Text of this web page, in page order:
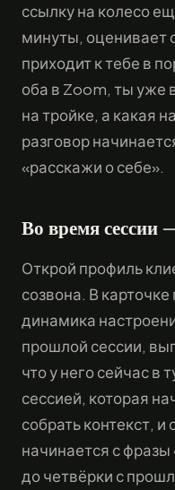
ссылку на колесо
минуты, оценивает
приходит к тебе в
оба в Zoom, ты уже
на тройке, а какая
разговор
«расскажи о себе».
Во время сессии
Открой профиль
созвона. В
динамика
прошлой сессии,
что у него сейчас в
сессией, которая
собрать контекст, и
начинается с
до четвёрки с